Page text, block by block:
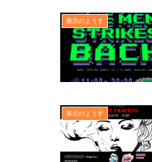
展示のようす
展示のようす